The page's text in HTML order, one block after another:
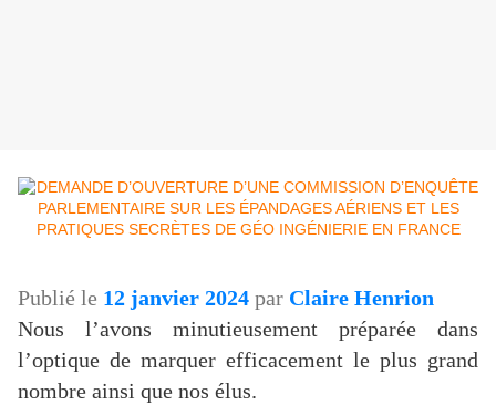
Publié le 12 janvier 2024 par Claire Henrion
Nous l’avons minutieusement préparée dans
l’optique de marquer efficacement le plus grand
nombre ainsi que nos élus.